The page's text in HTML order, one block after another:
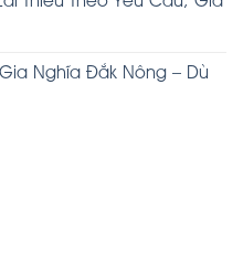
Nghĩa Đắk Nông – Dù